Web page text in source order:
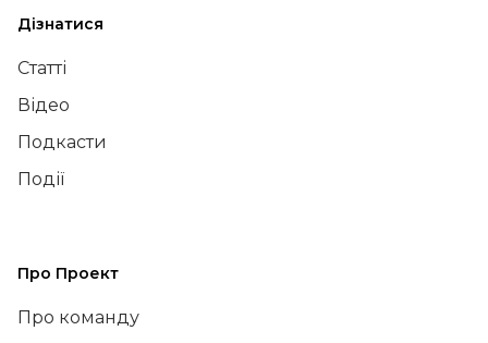
Дізнатися
Статті
Відео
Подкасти
Події
Про Проект
Про команду